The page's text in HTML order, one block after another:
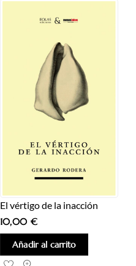
El vértigo de la inacción
10,00 €
Añadir al carrito